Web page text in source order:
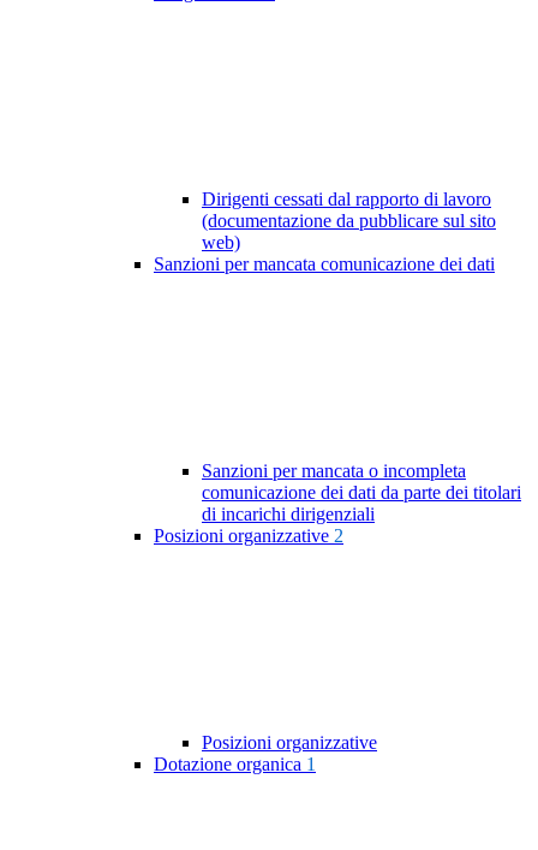
Dirigenti cessati dal rapporto di lavoro
(documentazione da pubblicare sul sito
web)
Sanzioni per mancata comunicazione dei dati
Sanzioni per mancata o incompleta
comunicazione dei dati da parte dei titolari
di incarichi dirigenziali
Posizioni organizzative 2
Posizioni organizzative
Dotazione organica 1